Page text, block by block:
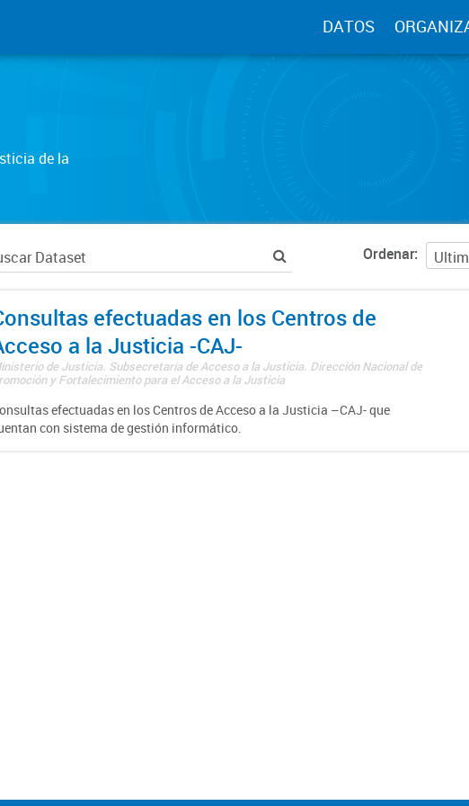
DATOS
de la
Ordenar
efectuadas en los Centros de
a la Justicia -CAJ-
de Justicia. Subsecretaría de Acceso a la Justicia. Dirección Nacional de
y Fortalecimiento para el Acceso a la Justicia
efectuadas en los Centros de Acceso a la Justicia –CAJ- que
con sistema de gestión informático.